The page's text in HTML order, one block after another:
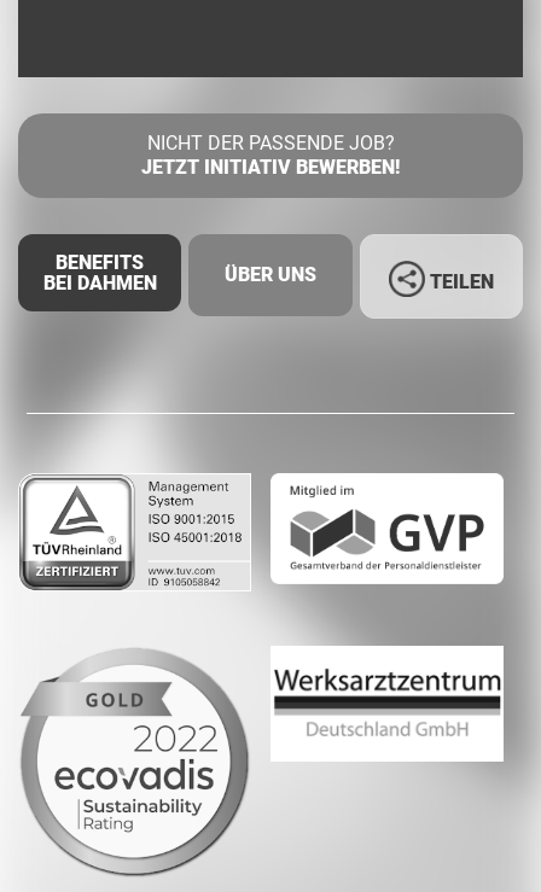
NICHT DER PASSENDE JOB?
JETZT INITIATIV BEWERBEN!
BENEFITS
BEI DAHMEN
ÜBER UNS TEILEN